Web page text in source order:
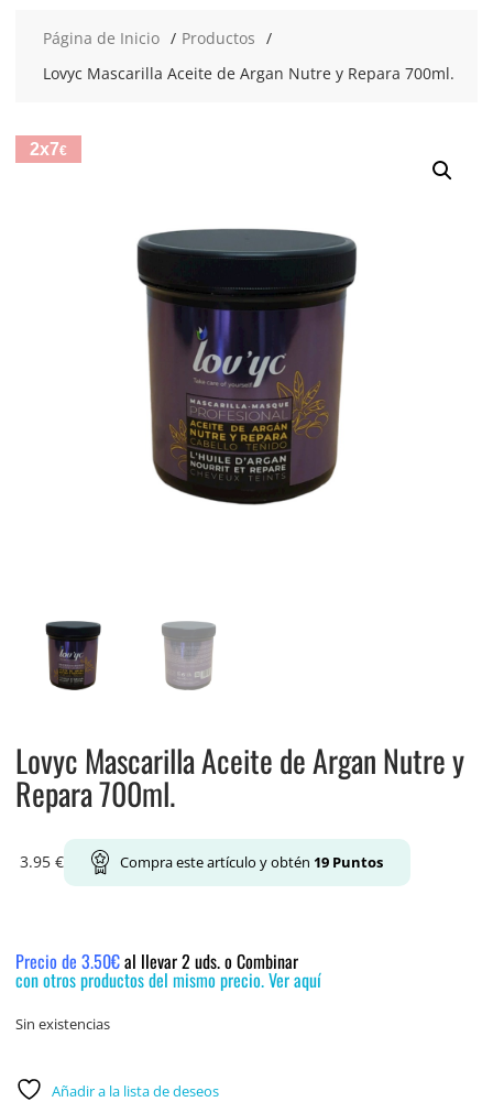
Página de Inicio
Productos
Lovyc Mascarilla Aceite de Argan Nutre y Repara 700ml.
2x7€
Lovyc Mascarilla Aceite de Argan Nutre y
Repara 700ml.
3.95 € Compra este artículo y obtén 19Puntos
Precio de 3.50€al llevar 2 uds. o Combinar
con otros productos del mismo precio. Ver aquí
Sin existencias
Añadir a la lista de deseos